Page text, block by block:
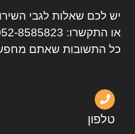
יש לכם שאלות לגבי
או התקשרו: 8585823
כל התשובות שאתם
טלפון